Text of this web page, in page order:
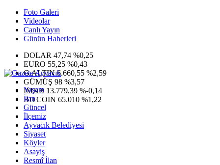
Foto Galeri
Videolar
Canlı Yayın
Günün Haberleri
DOLAR 47,74 %0,25
EURO 55,25 %0,43
G.ALTIN6.660,55 %2,59
GÜMÜŞ 98 %3,57
IMKB 13.779,39 %-0,14
BITCOIN 65.010 %1,22
Yaşam
İlan
Güncel
İlçemiz
Ayvacık Belediyesi
Siyaset
Köyler
Asayiş
Resmî İlan